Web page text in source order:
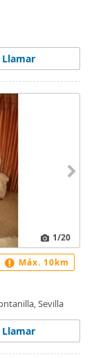
Llamar
1/20
Sevilla
Llamar
Máx. 10km